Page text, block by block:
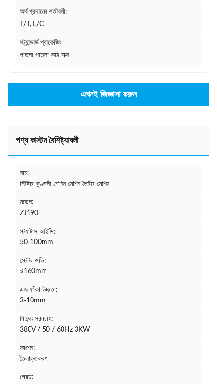
অর্থ প্রদানের শর্তাবলী:
T/T, L/C
স্ট্যান্ডার্ড প্যাকেজিং:
পাতলা পাতলা কাঠ বাক্স
এখনই জিজ্ঞাসা করুন
পণ্য কাস্টম বৈশিষ্ট্যাবলী
নাম:
স্টিটার কুণ্ডলী মেশিন মেশিন তৈরীর মেশিন
মডেল:
ZJ190
স্ট্যাটাস আইডি:
50-100mm
স্টেটর ওডি:
≤160mm
এজ ফাঁকা উচ্চতা:
3-10mm
বিদ্যুৎ সরবরাহ:
380V / 50 / 60Hz 3KW
ফাংশন:
তৈলাক্তকরণ
গ্রেড: